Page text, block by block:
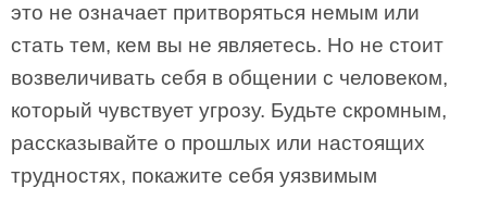
это не означает притворяться немым или
стать тем, кем вы не являетесь. Но не стоит
возвеличивать себя в общении с человеком,
который чувствует угрозу. Будьте скромным,
рассказывайте о прошлых или настоящих
трудностях, покажите себя уязвимым